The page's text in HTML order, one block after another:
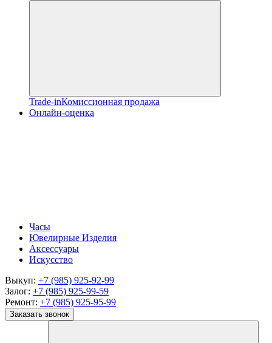
Trade-inКомиссионная продажа
Онлайн-оценка
Часы
Ювелирные Изделия
Аксессуары
Искусство
Выкуп: +7 (985) 925-92-99
Залог: +7 (985) 925-99-59
Ремонт: +7 (985) 925-95-99
Заказать звонок